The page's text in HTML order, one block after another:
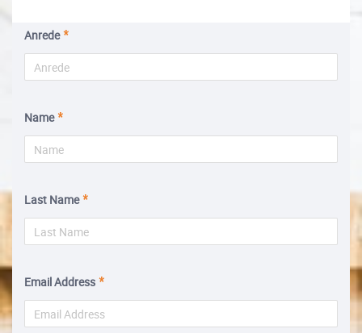
Anrede
Name
Last Name
Email Address